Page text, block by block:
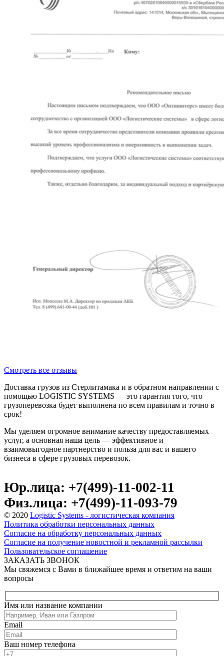
Смотреть все отзывы
Доставка грузов из Стерлитамака и в обратном направлении с
помощью LOGISTIC SYSTEMS — это гарантия того, что
грузоперевозка будет выполнена по всем правилам и точно в
срок!
Мы уделяем огромное внимание качеству предоставляемых
услуг, а основная наша цель — эффективное и
взаимовыгодное партнерство и польза для вас и вашего
бизнеса в сфере грузовых перевозок.
Юр.лица: +7(499)-11-002-11
Физ.лица: +7(499)-11-093-79
© 2020 Logistic Systems - логистическая компания
Политика обработки персональных данных
Согласие на обработку персональных данных
Согласие на получение новостной и рекламной рассылки
Пользовательское соглашение
ЗАКАЗАТЬ ЗВОНОК
Мы свяжемся с Вами в ближайшее время и ответим на ваши
вопросы
Имя или название компании
Email
Ваш номер телефона